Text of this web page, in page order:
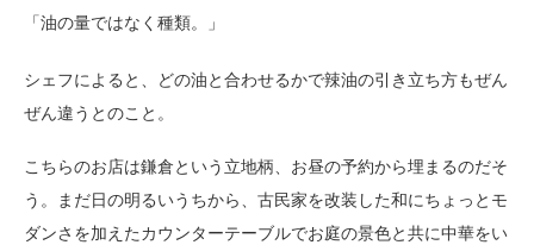
「油の量ではなく種類。」
シェフによると、どの油と合わせるかで辣油の引き立ち方もぜん
ぜん違うとのこと。
こちらのお店は鎌倉という立地柄、お昼の予約から埋まるのだそ
う。まだ日の明るいうちから、古民家を改装した和にちょっとモ
ダンさを加えたカウンターテーブルでお庭の景色と共に中華をい